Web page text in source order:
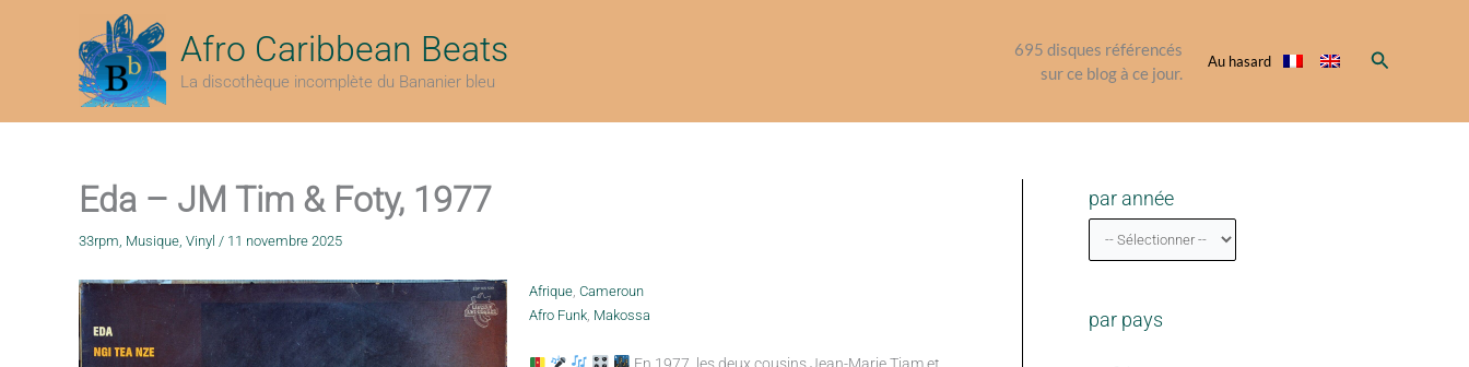
Afro Caribbean Beats
La discothèque incomplète du Bananier bleu
695 disques référencés
sur ce blog à ce jour.
Au hasard Rechercher
Eda – JM Tim & Foty, 1977
33rpm, Musique, Vinyl / 11 novembre 2025
Afrique, Cameroun
Afro Funk, Makossa
par année
par pays